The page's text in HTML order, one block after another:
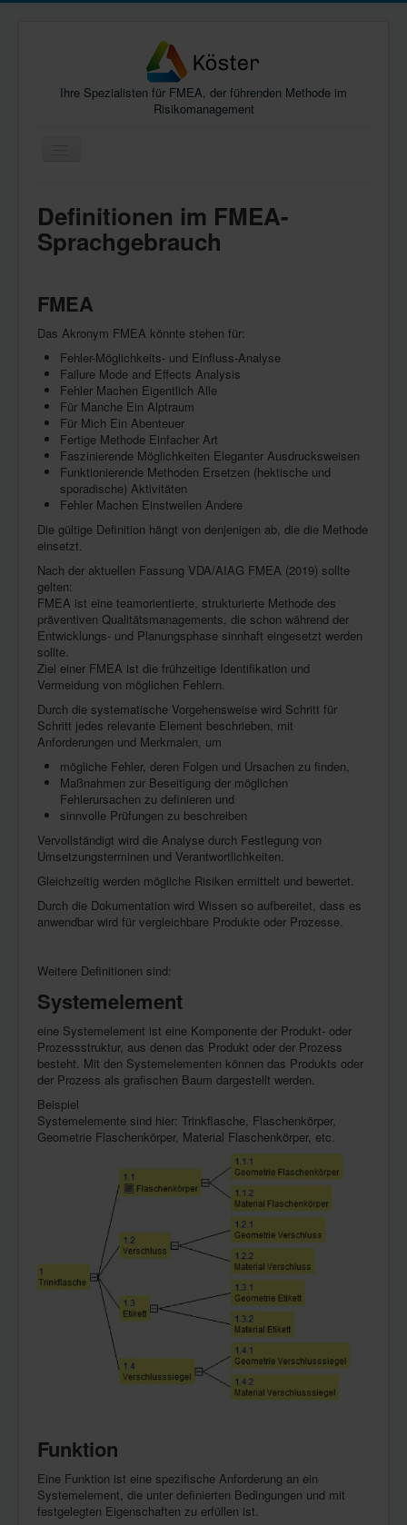
Ihre Spezialisten für FMEA, der führenden Methode im
Risikomanagement
FMEA-Themen für Ihren Erfolg
Schulung
Kontakt
Definitionen
FAQ
Definitionen im FMEA-
Sprachgebrauch
FMEA
Das Akronym FMEA könnte stehen für:
Fehler-Möglichkeits- und Einfluss-Analyse
Failure Mode and Effects Analysis
Fehler Machen Eigentlich Alle
Für Manche Ein Alptraum
Für Mich Ein Abenteuer
Fertige Methode Einfacher Art
Faszinierende Möglichkeiten Eleganter Ausdrucksweisen
Funktionierende Methoden Ersetzen (hektische und
sporadische) Aktivitäten
Fehler Machen Einstweilen Andere
Die gültige Definition hängt von denjenigen ab, die die Methode
einsetzt.
Nach der aktuellen Fassung VDA/AIAG FMEA (2019) sollte
gelten:
FMEA ist eine teamorientierte, strukturierte Methode des
präventiven Qualitätsmanagements, die schon während der
Entwicklungs- und Planungsphase sinnhaft eingesetzt werden
sollte.
Ziel einer FMEA ist die frühzeitige Identifikation und
Vermeidung von möglichen Fehlern.
Durch die systematische Vorgehensweise wird Schritt für
Schritt jedes relevante Element beschrieben, mit
Anforderungen und Merkmalen, um
mögliche Fehler, deren Folgen und Ursachen zu finden,
Maßnahmen zur Beseitigung der möglichen
Fehlerursachen zu definieren und
sinnvolle Prüfungen zu beschreiben
Vervollständigt wird die Analyse durch Festlegung von
Umsetzungsterminen und Verantwortlichkeiten.
Gleichzeitig werden mögliche Risiken ermittelt und bewertet.
Durch die Dokumentation wird Wissen so aufbereitet, dass es
anwendbar wird für vergleichbare Produkte oder Prozesse.
Weitere Definitionen sind:
Systemelement
eine Systemelement ist eine Komponente der Produkt- oder
Prozessstruktur, aus denen das Produkt oder der Prozess
besteht. Mit den Systemelementen können das Produkts oder
der Prozess als grafischen Baum dargestellt werden.
Beispiel
Systemelemente sind hier: Trinkflasche, Flaschenkörper,
Geometrie Flaschenkörper, Material Flaschenkörper, etc.
Funktion
Eine Funktion ist eine spezifische Anforderung an ein
Systemelement, die unter definierten Bedingungen und mit
festgelegten Eigenschaften zu erfüllen ist.